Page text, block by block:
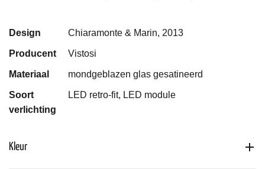
Design Chiaramonte & Marin, 2013
Producent Vistosi
Materiaal mondgeblazen glas gesatineerd
Soort
verlichting
LED retro-fit, LED module
Kleur